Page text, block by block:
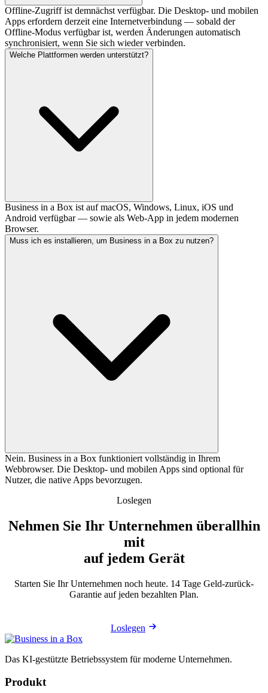
Offline-Zugriff ist demnächst verfügbar. Die Desktop- und mobilen
Apps erfordern derzeit eine Internetverbindung — sobald der
Offline-Modus verfügbar ist, werden Änderungen automatisch
synchronisiert, wenn Sie sich wieder verbinden.
Welche Plattformen werden unterstützt?
Business in a Box ist auf macOS, Windows, Linux, iOS und
Android verfügbar — sowie als Web-App in jedem modernen
Browser.
Muss ich es installieren, um Business in a Box zu nutzen?
Nein. Business in a Box funktioniert vollständig in Ihrem
Webbrowser. Die Desktop- und mobilen Apps sind optional für
Nutzer, die native Apps bevorzugen.
Loslegen
Nehmen Sie Ihr Unternehmen überallhin
mit
auf jedem Gerät
Starten Sie Ihr Unternehmen noch heute. 14 Tage Geld-zurück-
Garantie auf jeden bezahlten Plan.
Loslegen
Das KI-gestützte Betriebssystem für moderne Unternehmen.
Produkt